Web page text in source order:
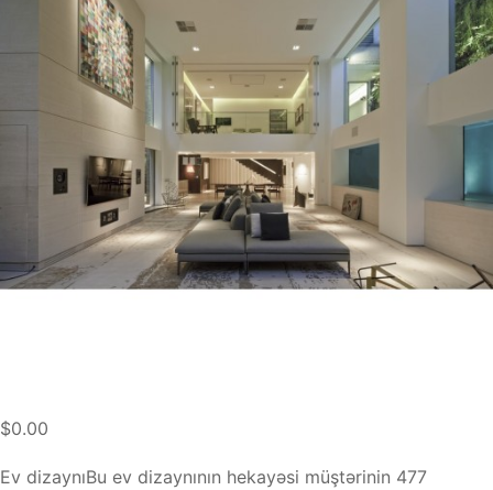
$0.00
Ev dizaynıBu ev dizaynının hekayəsi müştərinin 477